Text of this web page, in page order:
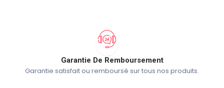
Garantie De Remboursement
Garantie satisfait ou remboursé sur tous nos produits.